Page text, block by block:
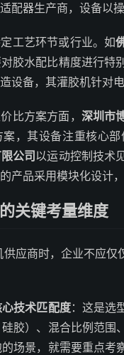
配器生产商，设备以
工艺环节或行业。如
胶水配比精度进行特
设备，其灌胶机针对
比方案方面， 深圳市
，其设备注重核心
公司以运动控制技术
的产品采用模块化设计
关键考量维度
应商时，企业不应
技术匹配度：这是选
胶）、混合比例范围
场景，就需要重点考